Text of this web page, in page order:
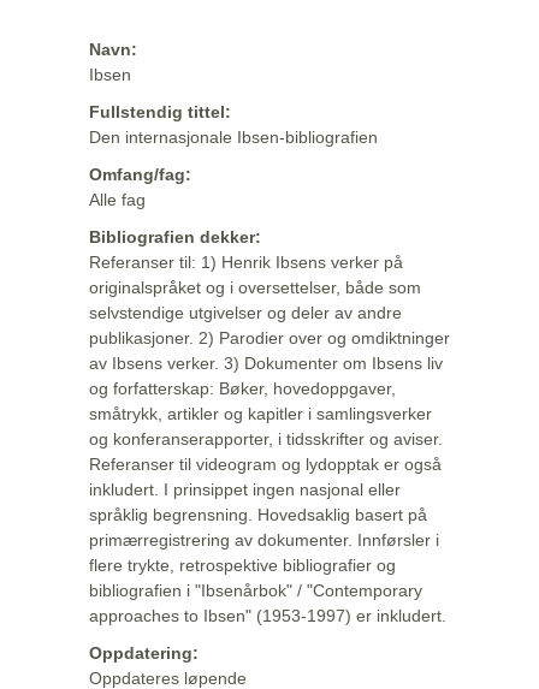
Navn:
Ibsen
Fullstendig tittel:
Den internasjonale Ibsen-bibliografien
Omfang/fag:
Alle fag
Bibliografien dekker:
Referanser til: 1) Henrik Ibsens verker på
originalspråket og i oversettelser, både som
selvstendige utgivelser og deler av andre
publikasjoner. 2) Parodier over og omdiktninger
av Ibsens verker. 3) Dokumenter om Ibsens liv
og forfatterskap: Bøker, hovedoppgaver,
småtrykk, artikler og kapitler i samlingsverker
og konferanserapporter, i tidsskrifter og aviser.
Referanser til videogram og lydopptak er også
inkludert. I prinsippet ingen nasjonal eller
språklig begrensning. Hovedsaklig basert på
primærregistrering av dokumenter. Innførsler i
flere trykte, retrospektive bibliografier og
bibliografien i "Ibsenårbok" / "Contemporary
approaches to Ibsen" (1953-1997) er inkludert.
Oppdatering:
Oppdateres løpende